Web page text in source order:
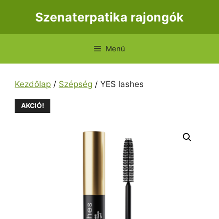
Szenaterpatika rajongók
Menü
Kezdőlap / Szépség / YES lashes
AKCIÓ!